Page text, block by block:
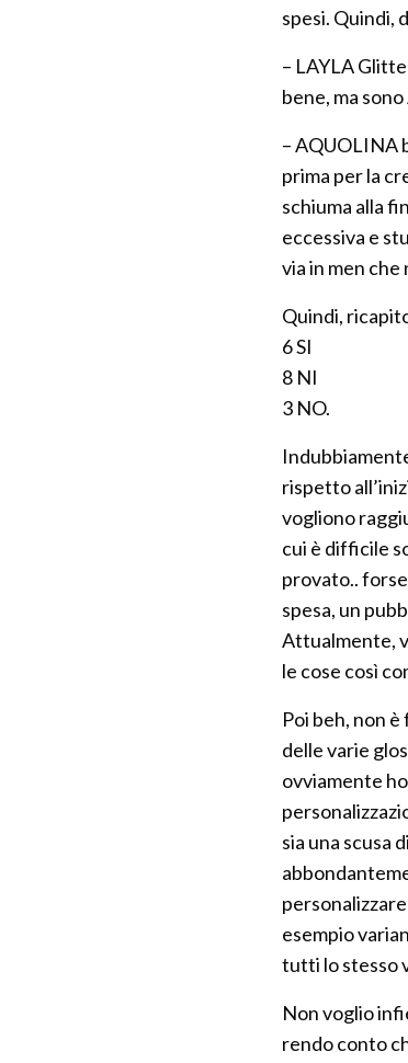
spesi. Quindi,
– LAYLA
bene, ma
– AQUOLINA
prima per la
schiuma alla
eccessiva e
via in men che
Quindi,
6 SI
8 NI
3 NO.
rispetto
vogliono
cui è difficile
provato..
spesa, un
Attualmente,
le cose così
Poi beh, non
delle varie
ovviamente
sia una scusa
esempio
tutti lo stesso
Non voglio
rendo conto